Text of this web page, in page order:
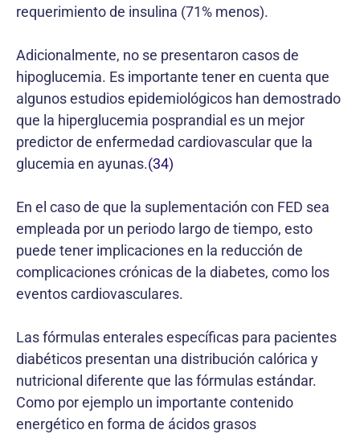
requerimiento de insulina (71% menos).
Adicionalmente, no se presentaron casos de
hipoglucemia. Es importante tener en cuenta que
algunos estudios epidemiológicos han demostrado
que la hiperglucemia posprandial es un mejor
predictor de enfermedad cardiovascular que la
glucemia en ayunas.(34)
En el caso de que la suplementación con FED sea
empleada por un periodo largo de tiempo, esto
puede tener implicaciones en la reducción de
complicaciones crónicas de la diabetes, como los
eventos cardiovasculares.
Las fórmulas enterales específicas para pacientes
diabéticos presentan una distribución calórica y
nutricional diferente que las fórmulas estándar.
Como por ejemplo un importante contenido
energético en forma de ácidos grasos